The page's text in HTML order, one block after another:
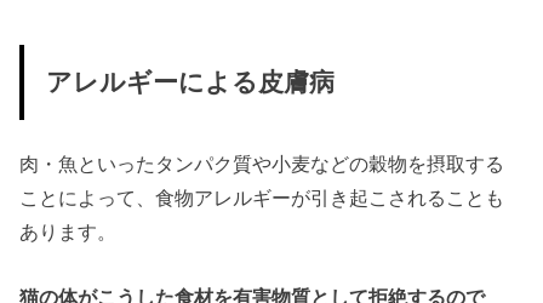
アレルギーによる皮膚病
肉・魚といったタンパク質や小麦などの穀物を摂取する
ことによって、食物アレルギーが引き起こされることも
あります。
猫の体がこうした食材を有害物質として拒絶するので